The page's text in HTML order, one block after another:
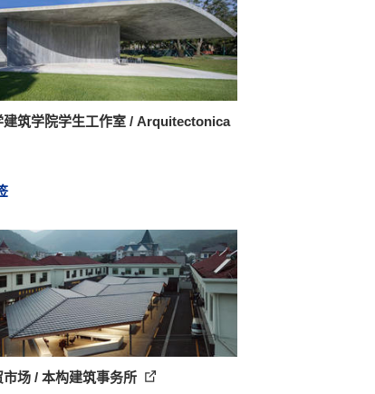
建筑学院学生工作室 / Arquitectonica
场 / 本构建筑事务所